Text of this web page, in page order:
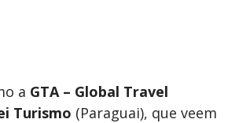
a GTA – Global Travel
Turismo (Paraguai), que veem